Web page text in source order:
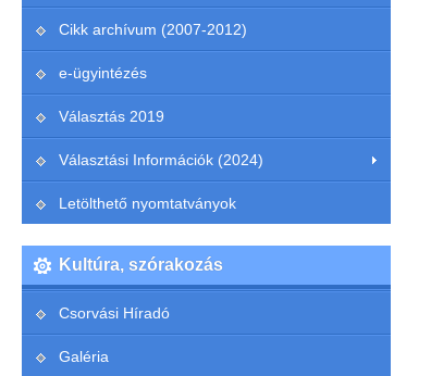
Cikk archívum (2007-2012)
e-ügyintézés
Választás 2019
Választási Információk (2024)
Letölthető nyomtatványok
Kultúra, szórakozás
Csorvási Híradó
Galéria